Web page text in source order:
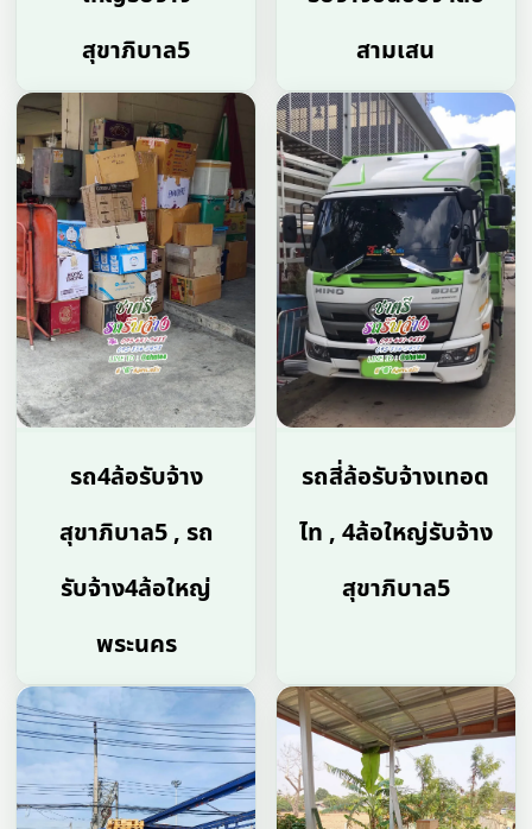
สุขาภิบาล5
สามเสน
รถ4ล้อรับจ้าง
สุขาภิบาล5 , รถ
รับจ้าง4ล้อใหญ่
พระนคร
รถสี่ล้อรับจ้างเทอด
ไท , 4ล้อใหญ่รับจ้าง
สุขาภิบาล5